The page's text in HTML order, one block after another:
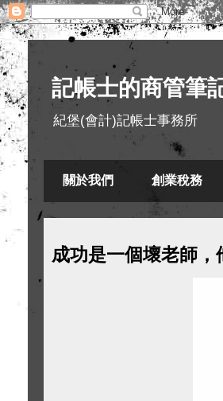
記帳士的商管筆
紀堡(會計)記帳士事務所
關於我們 創業稅務
成功是一個壞老師